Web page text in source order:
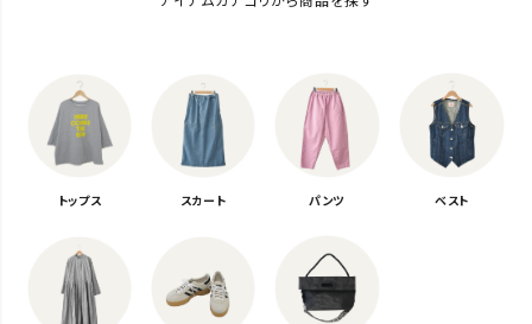
トップス スカート パンツ ベスト